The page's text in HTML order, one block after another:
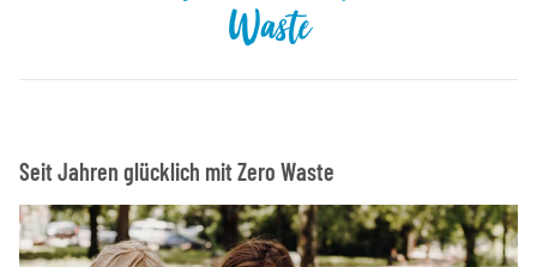
Waste
Seit Jahren glücklich mit Zero Waste